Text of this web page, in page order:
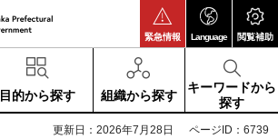
緊急情報 Language 閲覧補助
目的から探す 組織から探す
キーワードから
探す
更新日：2026年7月28日 ページID：6739